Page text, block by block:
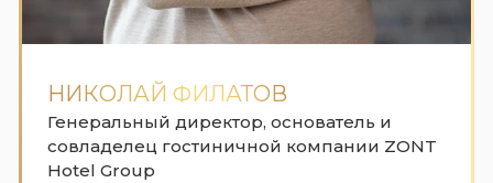
НИКОЛАЙ ФИЛАТОВ
Генеральный директор, основатель и
совладелец гостиничной компании ZONT
Hotel Group